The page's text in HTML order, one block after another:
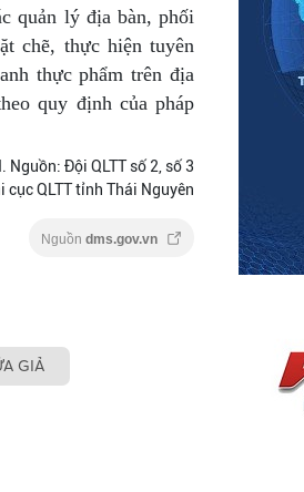
quản lý địa bàn, phối
chẽ, thực hiện tuyên
thực phẩm trên địa
quy định của pháp
Nguồn: Đội QLTT số 2, số 3
cục QLTT tỉnh Thái Nguyên
Nguồn dms.gov.vn
GIẢ